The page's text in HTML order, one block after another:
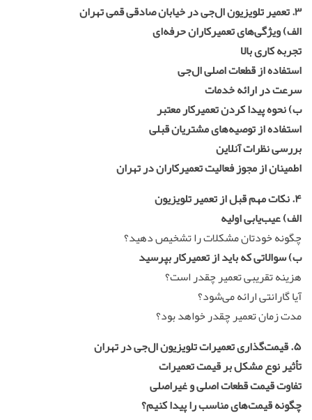
۳. تعمیر تلویزیون ال‌جی در خیابان صادقی قمی تهران
الف) ویژگی‌های تعمیرکاران حرفه‌ای
تجربه کاری بالا
استفاده از قطعات اصلی ال‌جی
سرعت در ارائه خدمات
ب) نحوه پیدا کردن تعمیرکار معتبر
استفاده از توصیه‌های مشتریان قبلی
بررسی نظرات آنلاین
اطمینان از مجوز فعالیت تعمیرکاران در تهران
۴. نکات مهم قبل از
تعمیرتلویزیون
الف) عیب‌یابی اولیه
چگونه خودتان مشکلات را تشخیص دهید؟
ب) سوالاتی که باید از تعمیرکار بپرسید
هزینه تقریبی تعمیر چقدر است؟
آیا گارانتی ارائه می‌شود؟
مدت زمان تعمیر چقدر خواهد بود؟
۵. قیمت‌گذاری
تعمیراتتلویزیون ال‌جی در تهران
تأثیر نوع مشکل بر قیمت تعمیرات
تفاوت قیمت قطعات اصلی و غیراصلی
چگونه قیمت‌های مناسب را پیدا کنیم؟